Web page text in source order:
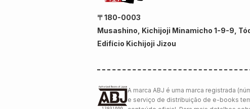
〒180-0003
Musashino, Kichijoji Minamicho 1-9-9,
Edifício Kichijoji Jizou
A marca ABJ é uma marca registrada
e serviço de distribuição de e-books